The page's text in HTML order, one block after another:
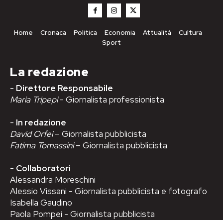
Home Cronaca Politica Economia Attualità
Cultura
Sport
La redazione
- Direttore Responsabile
Maria Tripepi- Giornalista professionista
- In redazione
David Orfei– Giornalista pubblicista
Fatima Tomassini– Giornalista pubblicista
- Collaboratori
Alessandra Moreschini
Alessio Vissani - Giornalista pubblicista e fotografo
Isabella Gaudino
Paola Pompei - Giornalista pubblicista